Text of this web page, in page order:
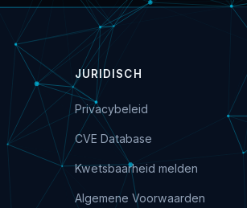
JURIDISCH
Privacybeleid
CVE Database
Kwetsbaarheid melden
Algemene Voorwaarden